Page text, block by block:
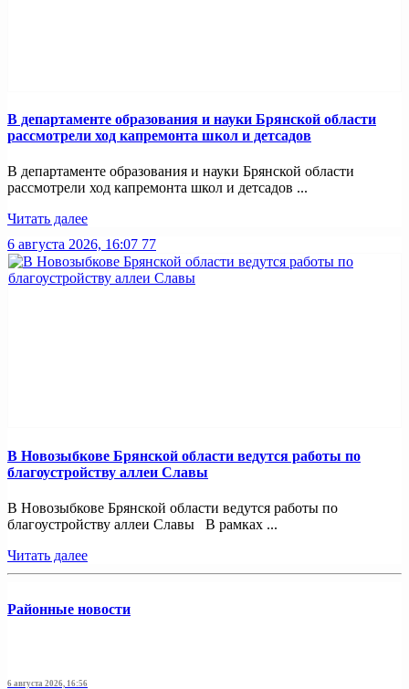
В департаменте образования и науки Брянской области
рассмотрели ход капремонта школ и детсадов
В департаменте образования и науки Брянской области
рассмотрели ход капремонта школ и детсадов ...
Читать далее
6 августа 2026, 16:07 77
В Новозыбкове Брянской области ведутся работы по
благоустройству аллеи Славы
В Новозыбкове Брянской области ведутся работы по
благоустройству аллеи Славы В рамках ...
Читать далее
Районные новости
6 августа 2026, 16:56